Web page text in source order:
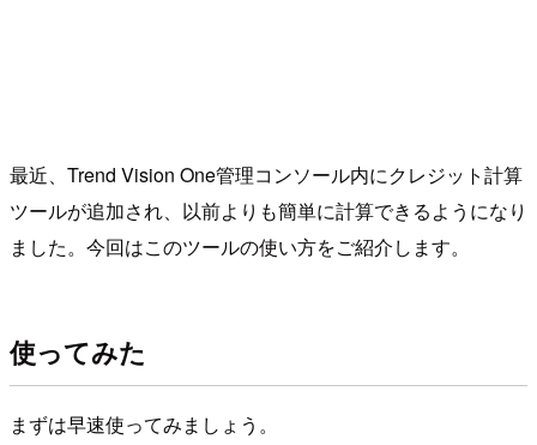
最近、Trend Vision One管理コンソール内にクレジット計算
ツールが追加され、以前よりも簡単に計算できるようになり
ました。今回はこのツールの使い方をご紹介します。
使ってみた
まずは早速使ってみましょう。